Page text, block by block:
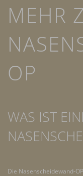
MEHR
OP
WAS IST
Die Nasenscheidewand-